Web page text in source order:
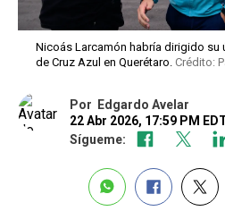
Nicoás Larcamón habría dirigido
de Cruz Azul en Querétaro. Crédito:
Por
Edgardo Avelar
22 Abr 2026, 17:59 PM
Sígueme: